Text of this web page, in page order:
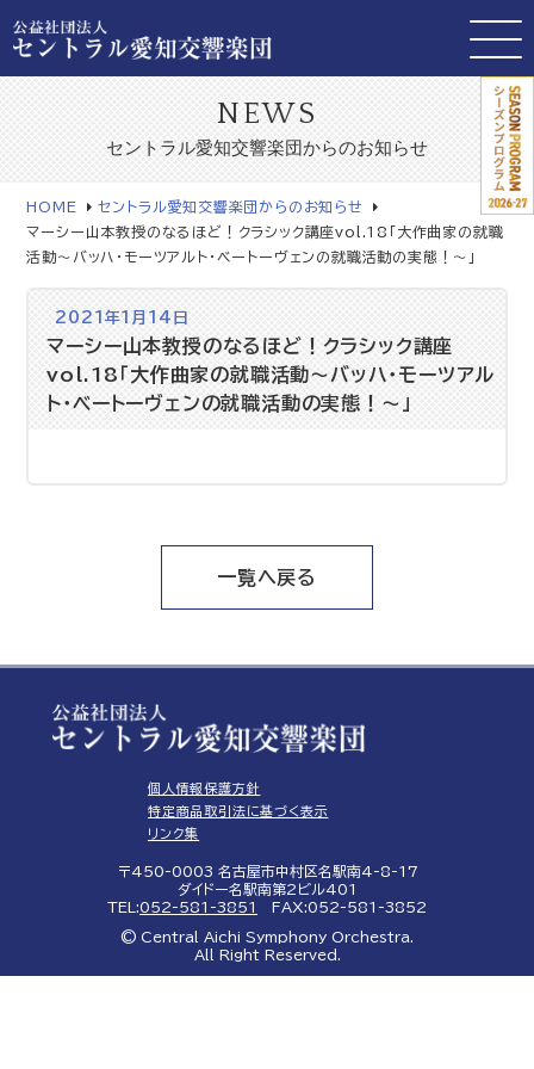
NEWS
セントラル愛知交響楽団からのお知らせ
HOME
セントラル愛知交響楽団からのお知らせ
マーシー山本教授のなるほど！クラシック講座vol.18「大作曲家の就職
活動～バッハ・モーツアルト・ベートーヴェンの就職活動の実態！～」
2021年1月14日
マーシー山本教授のなるほど！クラシック講座
vol.18「大作曲家の就職活動～バッハ・モーツアル
ト・ベートーヴェンの就職活動の実態！～」
一覧へ戻る
個人情報保護方針
特定商品取引法に基づく表示
リンク集
〒450-0003 名古屋市中村区名駅南4-8-17
ダイドー名駅南第2ビル401
TEL:052-581-3851 FAX:052-581-3852
© Central Aichi Symphony Orchestra.
All Right Reserved.